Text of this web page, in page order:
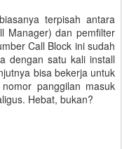
terpisah antara
Manager) dan pemfilter
Call Block ini sudah
dengan satu kali install
bisa bekerja untuk
panggilan masuk
Hebat, bukan?